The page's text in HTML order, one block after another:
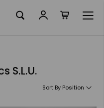
S.L.U.
Sort By